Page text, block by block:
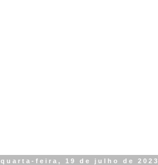
quarta-feira, 19 de julho de 2023